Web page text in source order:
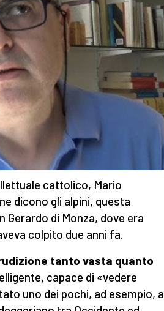
cattolico, Mario
dicono gli alpini, questa
Gerardo di Monza, dove era
colpito due anni fa.
tanto vasta quanto
capace di «vedere
uno dei pochi, ad esempio, a